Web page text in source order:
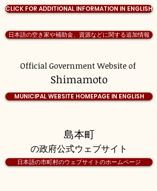
Official Government Website of
Shimamoto
CLICK FOR ADDITIONAL INFORMATION IN ENGLISH
日本語の空き家や補助金、資源などに関する追加情報
MUNICIPAL WEBSITE HOMEPAGE IN ENGLISH
島本町
の政府公式ウェブサイト
日本語の市町村のウェブサイトのホームページ